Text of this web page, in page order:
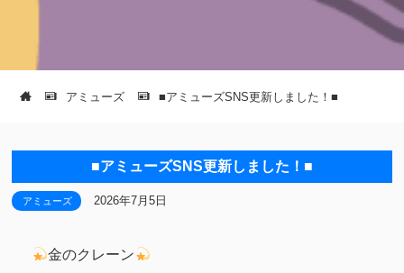
アミューズ ■アミューズSNS更新しました！■
■アミューズSNS更新しました！■
アミューズ 2026年7月5日
金のクレーン